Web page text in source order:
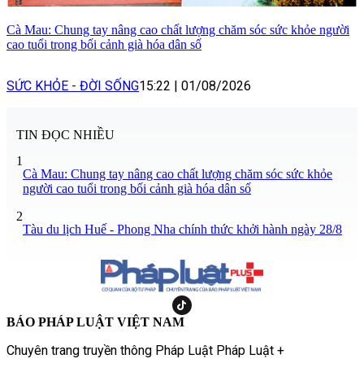
Cà Mau: Chung tay nâng cao chất lượng chăm sóc sức khỏe người
cao tuổi trong bối cảnh già hóa dân số
SỨC KHỎE - ĐỜI SỐNG15:22 | 01/08/2026
TIN ĐỌC NHIỀU
1
Cà Mau: Chung tay nâng cao chất lượng chăm sóc sức khỏe
người cao tuổi trong bối cảnh già hóa dân số
2
Tàu du lịch Huế - Phong Nha chính thức khởi hành ngày 28/8
BÁO PHÁP LUẬT VIỆT NAM
Chuyên trang truyền thông Pháp Luật Pháp Luật +